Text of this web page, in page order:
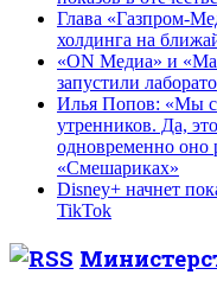
Глава «Газпром-
холдинга на
«ON Медиа» и
запустили
Илья Попов: «Мы
утренников. Да,
одновременно оно
«Смешариках»
Disney+ начнет
TikTok